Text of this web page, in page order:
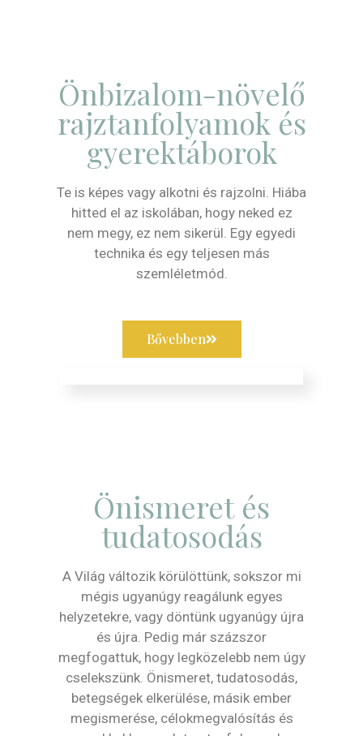
Önbizalom-növelő
rajztanfolyamok és
gyerektáborok
Te is képes vagy alkotni és rajzolni. Hiába
hitted el az iskolában, hogy neked ez
nem megy, ez nem sikerül. Egy egyedi
technika és egy teljesen más
szemléletmód.
Bővebben
Önismeret és
tudatosodás
A Világ változik körülöttünk, sokszor mi
mégis ugyanúgy reagálunk egyes
helyzetekre, vagy döntünk ugyanúgy újra
és újra. Pedig már százszor
megfogattuk, hogy legközelebb nem úgy
cselekszünk. Önismeret, tudatosodás,
betegségek elkerülése, másik ember
megismerése, célokmegvalósítás és